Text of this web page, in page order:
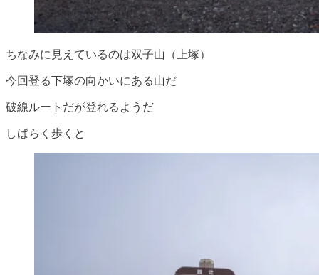
ちなみに見えているのは双子山（上塚）
今回登る下塚の向かいにある山だ
破線ルートだが登れるようだ
しばらく歩くと